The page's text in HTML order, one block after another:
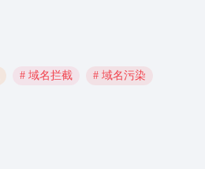
# 域名拦截 # 域名污染